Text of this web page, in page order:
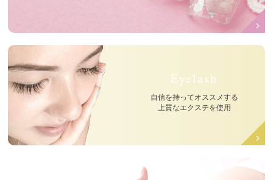
Eyelash
自信を持ってオススメする
上質なエクステを使用